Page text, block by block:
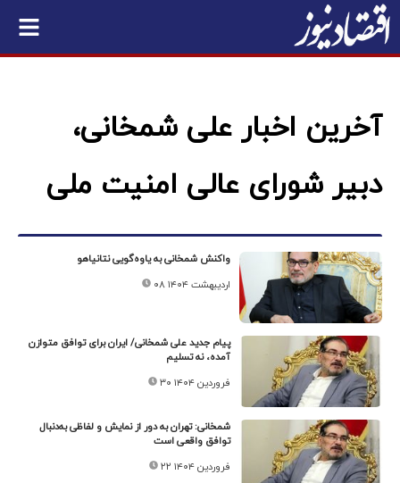
آخرین اخبار علی شمخانی،
دبیر شورای عالی امنیت ملی
واکنش شمخانی به یاوه‌گویی نتانیاهو
۰۸ اردیبهشت ۱۴۰۴
پیام جدید علی شمخانی/ ‏ایران برای⁧ توافق متوازن⁩
آمده، نه تسلیم
۳۰ فروردین ۱۴۰۴
شمخانی: تهران به دور از نمایش و لفاظی به‌دنبال
توافق واقعی است
۲۲ فروردین ۱۴۰۴